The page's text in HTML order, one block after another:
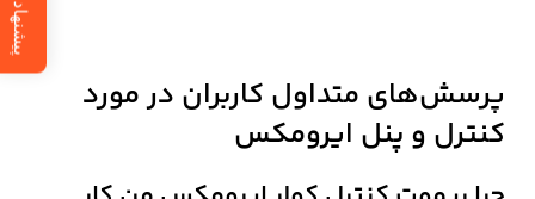
پرسش‌های متداول کاربران در مورد
کنترل و پنل ایرومکس